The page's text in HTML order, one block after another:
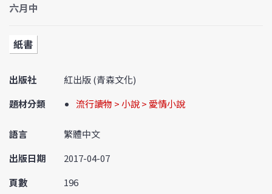
六月中
紙書
出版社
紅出版 (青森文化)
題材分類
流行讀物 > 小說 > 愛情小說
語言
繁體中文
出版日期
2017-04-07
頁數
196